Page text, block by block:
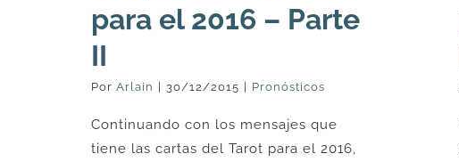
para el 2016 – Parte
II
Por Arlain | 30/12/2015 | Pronósticos
Continuando con los mensajes que
tiene las cartas del Tarot para el 2016,